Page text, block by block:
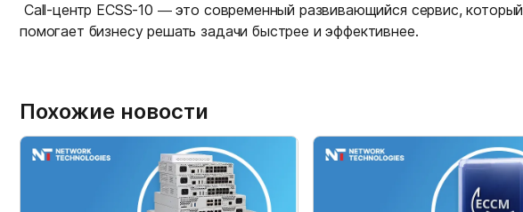
Call-центр ECSS-10 — это современный развивающийся сервис, который
помогает бизнесу решать задачи быстрее и эффективнее.
Похожие новости